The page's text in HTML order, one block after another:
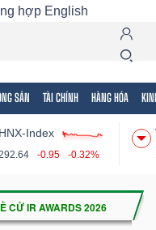
hợp English
SẢN TÀI CHÍNH HÀNG HÓA
HNX-Index
-0.95 -0.32%
Mã chứng khoán